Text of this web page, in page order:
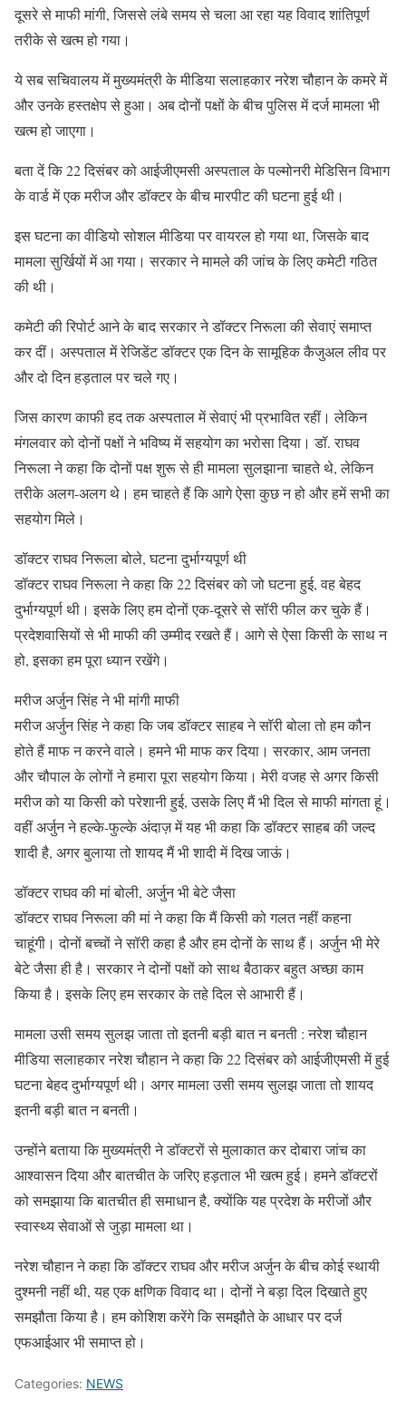
दूसरे से माफी मांगी, जिससे लंबे समय से चला आ रहा यह विवाद शांतिपूर्ण
तरीके से खत्म हो गया।
ये सब सचिवालय में मुख्यमंत्री के मीडिया सलाहकार नरेश चौहान के कमरे में
और उनके हस्तक्षेप से हुआ। अब दोनों पक्षों के बीच पुलिस में दर्ज मामला भी
खत्म हो जाएगा।
बता दें कि 22 दिसंबर को आईजीएमसी अस्पताल के पल्मोनरी मेडिसिन विभाग
के वार्ड में एक मरीज और डॉक्टर के बीच मारपीट की घटना हुई थी।
इस घटना का वीडियो सोशल मीडिया पर वायरल हो गया था, जिसके बाद
मामला सुर्खियों में आ गया। सरकार ने मामले की जांच के लिए कमेटी गठित
की थी।
कमेटी की रिपोर्ट आने के बाद सरकार ने डॉक्टर निरूला की सेवाएं समाप्त
कर दीं। अस्पताल में रेजिडेंट डॉक्टर एक दिन के सामूहिक कैजुअल लीव पर
और दो दिन हड़ताल पर चले गए।
जिस कारण काफी हद तक अस्पताल में सेवाएं भी प्रभावित रहीं। लेकिन
मंगलवार को दोनों पक्षों ने भविष्य में सहयोग का भरोसा दिया। डॉ. राघव
निरूला ने कहा कि दोनों पक्ष शुरू से ही मामला सुलझाना चाहते थे, लेकिन
तरीके अलग-अलग थे। हम चाहते हैं कि आगे ऐसा कुछ न हो और हमें सभी का
सहयोग मिले।
डॉक्टर राघव निरूला बोले, घटना दुर्भाग्यपूर्ण थी
डॉक्टर राघव निरूला ने कहा कि 22 दिसंबर को जो घटना हुई, वह बेहद
दुर्भाग्यपूर्ण थी। इसके लिए हम दोनों एक-दूसरे से सॉरी फील कर चुके हैं।
प्रदेशवासियों से भी माफी की उम्मीद रखते हैं। आगे से ऐसा किसी के साथ न
हो, इसका हम पूरा ध्यान रखेंगे।
मरीज अर्जुन सिंह ने भी मांगी माफी
मरीज अर्जुन सिंह ने कहा कि जब डॉक्टर साहब ने सॉरी बोला तो हम कौन
होते हैं माफ न करने वाले। हमने भी माफ कर दिया। सरकार, आम जनता
और चौपाल के लोगों ने हमारा पूरा सहयोग किया। मेरी वजह से अगर किसी
मरीज को या किसी को परेशानी हुई, उसके लिए मैं भी दिल से माफी मांगता हूं।
वहीं अर्जुन ने हल्के-फुल्के अंदाज़ में यह भी कहा कि डॉक्टर साहब की जल्द
शादी है, अगर बुलाया तो शायद मैं भी शादी में दिख जाऊं।
डॉक्टर राघव की मां बोली, अर्जुन भी बेटे जैसा
डॉक्टर राघव निरूला की मां ने कहा कि मैं किसी को गलत नहीं कहना
चाहूंगी। दोनों बच्चों ने सॉरी कहा है और हम दोनों के साथ हैं। अर्जुन भी मेरे
बेटे जैसा ही है। सरकार ने दोनों पक्षों को साथ बैठाकर बहुत अच्छा काम
किया है। इसके लिए हम सरकार के तहे दिल से आभारी हैं।
मामला उसी समय सुलझ जाता तो इतनी बड़ी बात न बनती : नरेश चौहान
मीडिया सलाहकार नरेश चौहान ने कहा कि 22 दिसंबर को आईजीएमसी में हुई
घटना बेहद दुर्भाग्यपूर्ण थी। अगर मामला उसी समय सुलझ जाता तो शायद
इतनी बड़ी बात न बनती।
उन्होंने बताया कि मुख्यमंत्री ने डॉक्टरों से मुलाकात कर दोबारा जांच का
आश्वासन दिया और बातचीत के जरिए हड़ताल भी खत्म हुई। हमने डॉक्टरों
को समझाया कि बातचीत ही समाधान है, क्योंकि यह प्रदेश के मरीजों और
स्वास्थ्य सेवाओं से जुड़ा मामला था।
नरेश चौहान ने कहा कि डॉक्टर राघव और मरीज अर्जुन के बीच कोई स्थायी
दुश्मनी नहीं थी, यह एक क्षणिक विवाद था। दोनों ने बड़ा दिल दिखाते हुए
समझौता किया है। हम कोशिश करेंगे कि समझौते के आधार पर दर्ज
एफआईआर भी समाप्त हो।
Categories: NEWS